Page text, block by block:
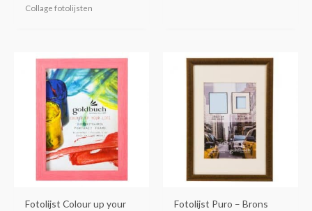
Collage fotolijsten
Fotolijst Colour up your
Prijsklasse:
€5,25
tot
€16,50
Dit
kan
gekozen
Fotolijst Puro – Brons
Prijsklasse:
€4,25
€14,30
Dit
kan